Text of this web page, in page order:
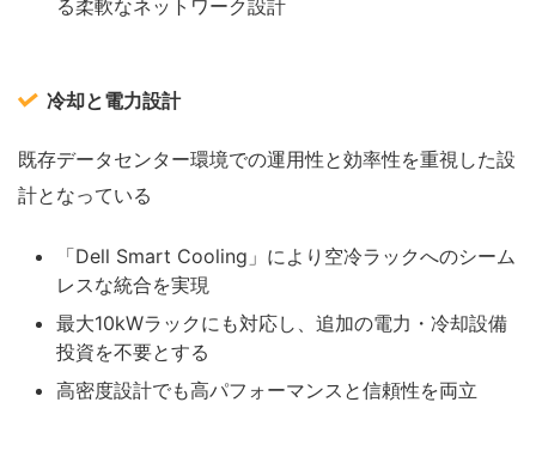
る柔軟なネットワーク設計
冷却と電力設計
既存データセンター環境での運用性と効率性を重視した設
計となっている
「Dell Smart Cooling」により空冷ラックへのシーム
レスな統合を実現
最大10kWラックにも対応し、追加の電力・冷却設備
投資を不要とする
高密度設計でも高パフォーマンスと信頼性を両立